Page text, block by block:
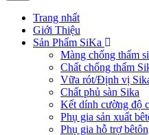
Trang nhất
Giới Thiệu
Sản Phẩm SiKa
Màng chống thấm
Chất chống thấm
Vữa rót/Định vị
Chất phủ sàn Sika
Kết dính cường độ
Phụ gia sản xuất
Phụ gia hỗ trợ